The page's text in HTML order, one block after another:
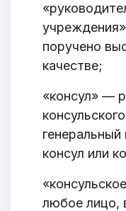
поручено
качестве;
«консул» —
генеральный
консул или
любое лицо,